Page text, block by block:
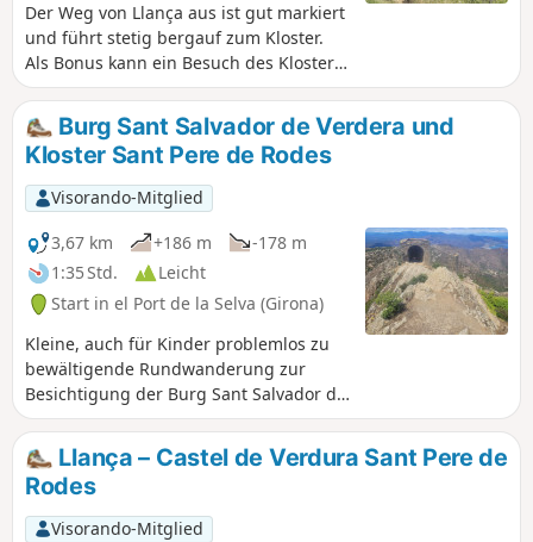
Der Weg von Llança aus ist gut markiert
und führt stetig bergauf zum Kloster.
Als Bonus kann ein Besuch des Klosters
Ihren Ausflug bereichern. Wir sind vom
Strand Cau del Llop aus gestartet,
empfehlen jedoch eher einen
Startpunkt bei Kilometer 2 unserer
Route am Ausgangspunkt des GR®11
im Dorf. Die Straßeninfrastruktur hinter
der Feuerwache ermöglicht ein
problemloses Parken Ihres Fahrzeugs.
Der Abstieg vom Kloster über einen
lokalen Wanderweg ermöglicht es
Ihnen, das Dorf La Vall de Santa Creu zu
entdecken und über den Cami de Ronda
entlang der Küste nach Llança zu
gelangen.
Burg Sant Salvador de Verdera und
Kloster Sant Pere de Rodes
Visorando-Mitglied
3,67 km
+186 m
-178 m
1:35 Std.
Leicht
Start in el Port de la Selva (Girona)
Kleine, auch für Kinder problemlos zu
bewältigende Rundwanderung zur
Besichtigung der Burg Sant Salvador de
Verdera und des Klosters Sant Pere de
Rodes. Sehr gut markierte Wege mit
herrlichem Blick auf das Mittelmeer und
die Region. Die Strecke ist zwar recht
kurz, aber nicht schattig.
Llança – Castel de Verdura Sant Pere de
Rodes
Visorando-Mitglied